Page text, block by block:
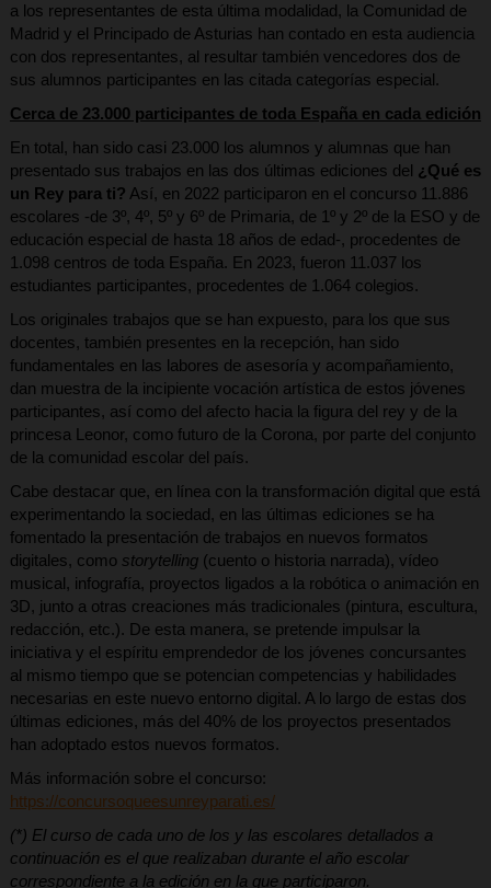
a los representantes de esta última modalidad, la Comunidad de
Madrid y el Principado de Asturias han contado en esta audiencia
con dos representantes, al resultar también vencedores dos de
sus alumnos participantes en las citada categorías especial.
Cerca de 23.000 participantes de toda España en cada edición
En total, han sido casi 23.000 los alumnos y alumnas que han
presentado sus trabajos en las dos últimas ediciones del ¿Qué es
un Rey para ti? Así, en 2022 participaron en el concurso 11.886
escolares -de 3º, 4º, 5º y 6º de Primaria, de 1º y 2º de la ESO y de
educación especial de hasta 18 años de edad-, procedentes de
1.098 centros de toda España. En 2023, fueron 11.037 los
estudiantes participantes, procedentes de 1.064 colegios.
Los originales trabajos que se han expuesto, para los que sus
docentes, también presentes en la recepción, han sido
fundamentales en las labores de asesoría y acompañamiento,
dan muestra de la incipiente vocación artística de estos jóvenes
participantes, así como del afecto hacia la figura del rey y de la
princesa Leonor, como futuro de la Corona, por parte del conjunto
de la comunidad escolar del país.
Cabe destacar que, en línea con la transformación digital que está
experimentando la sociedad, en las últimas ediciones se ha
fomentado la presentación de trabajos en nuevos formatos
digitales, como storytelling(cuento o historia narrada), vídeo
musical, infografía, proyectos ligados a la robótica o animación en
3D, junto a otras creaciones más tradicionales (pintura, escultura,
redacción, etc.). De esta manera, se pretende impulsar la
iniciativa y el espíritu emprendedor de los jóvenes concursantes
al mismo tiempo que se potencian competencias y habilidades
necesarias en este nuevo entorno digital. A lo largo de estas dos
últimas ediciones, más del 40% de los proyectos presentados
han adoptado estos nuevos formatos.
Más información sobre el concurso:
https://concursoqueesunreyparati.es/
(*) El curso de cada uno de los y las escolares detallados a
continuación es el que realizaban durante el año escolar
correspondiente a la edición en la que participaron.